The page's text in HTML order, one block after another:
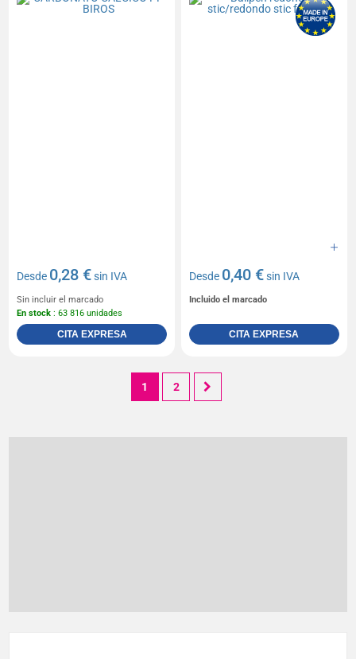
Desde 0,28 €sin IVA
Sin incluir el marcado
En stock : 63 816 unidades
CITA EXPRESA
Desde 0,40 €sin IVA
Incluido el marcado
CITA EXPRESA
1 2